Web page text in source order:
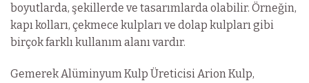
boyutlarda, şekillerde ve tasarımlarda olabilir. Örneğin,
kapı kolları, çekmece kulpları ve dolap kulpları gibi
birçok farklı kullanım alanı vardır.
Gemerek Alüminyum Kulp Üreticisi Arion Kulp,